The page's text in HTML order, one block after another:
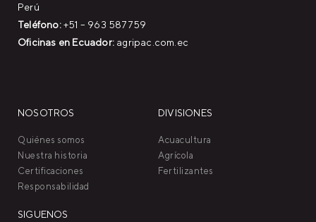
Perú
Teléfono:+51 – 963 587759
Oficinas en Ecuador: agripac.com.ec
NOSOTROS
Quiénes somos
Nuestra historia
Certificaciones
Responsabilidad
SIGUENOS
DIVISIONES
Acuacultura
Agrícola
Fertilizantes